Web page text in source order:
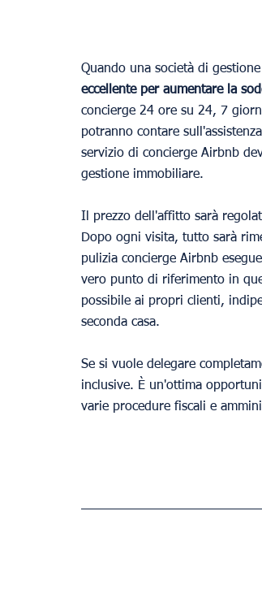
Quando una società di
eccellente per aumentare la
concierge 24 ore su 24, 7
potranno contare
servizio di concierge Airbnb
gestione immobiliare.
Il prezzo dell'affitto sarà
Dopo ogni visita, tutto sarà
pulizia concierge Airbnb
vero punto di riferimento in
possibile ai propri clienti,
seconda casa.
Se si vuole delegare
inclusive. È un'ottima
varie procedure fiscali e